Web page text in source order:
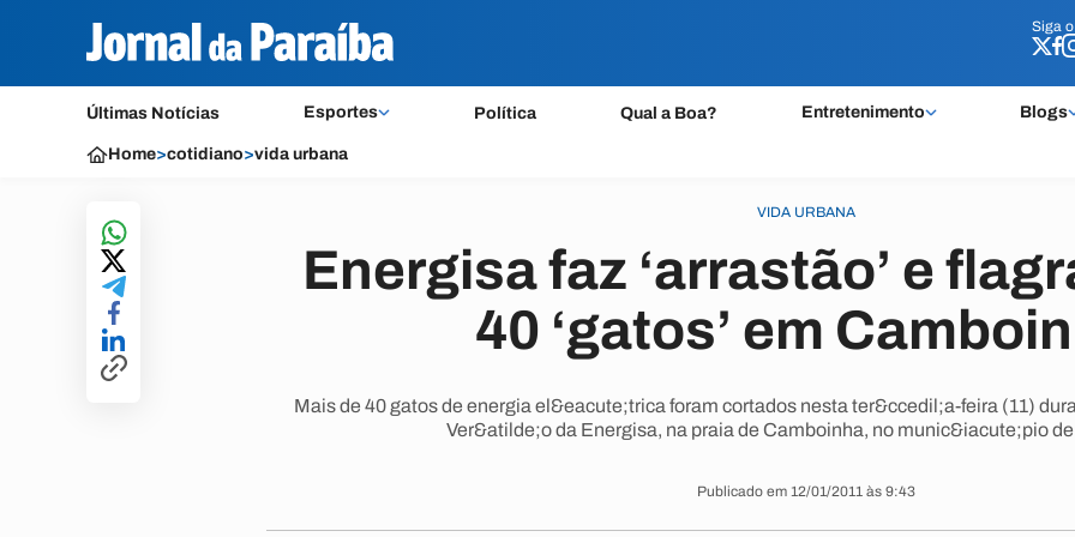
Siga o
Últimas Notícias Esportes Política Qual a Boa? Entretenimento Blogs
Siga o
Home>cotidiano>vida urbana
VIDA URBANA
Energisa faz ‘arrastão’ e
40 ‘gatos’ em
Mais de 40 gatos de energia el&eacute;trica foram cortados nesta ter&ccedil;a-feira (11)
Ver&atilde;o da Energisa, na praia de Camboinha, no munic&iacute;pio
Publicado em 12/01/2011 às 9:43